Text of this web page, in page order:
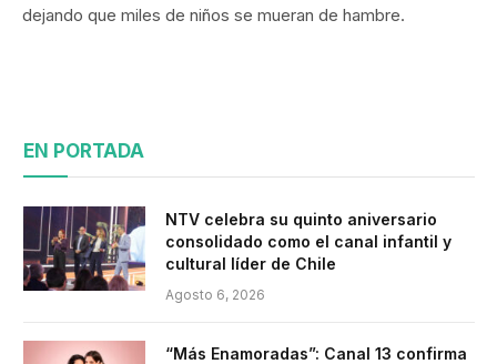
dejando que miles de niños se mueran de hambre.
EN PORTADA
NTV celebra su quinto aniversario
consolidado como el canal infantil y
cultural líder de Chile
Agosto 6, 2026
“Más Enamoradas”: Canal 13 confirma